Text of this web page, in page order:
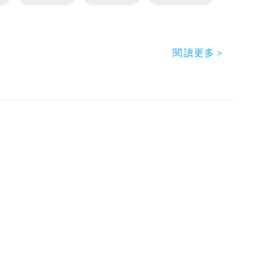
閱讀更多＞